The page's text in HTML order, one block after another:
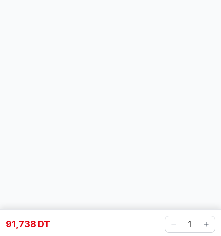
91,738 DT 1